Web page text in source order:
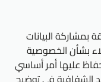
بمشاركة البيانات
بشأن الخصوصية
عليها أمر أساسي